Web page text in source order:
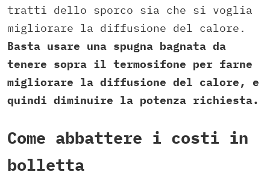
tratti dello sporco sia che si voglia
migliorare la diffusione del calore.
Basta usare una spugna bagnata da
tenere sopra il termosifone per farne
migliorare la diffusione del calore, e
quindi diminuire la potenza richiesta.
Come abbattere i costi in
bolletta